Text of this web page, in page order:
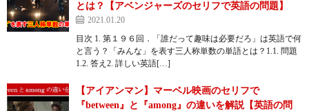
とは？【アベンジャーズのセリフで英語の問題】
2021.01.20
目次 1. 第１９６回．「誰だって趣味は必要だろ」は英語で何
と言う？「みんな」を表す三人称単数の単語とは？1.1. 問題
1.2. 答え2. 詳しい英語[…]
【アイアンマン】マーベル映画のセリフで
『between』と『among』の違いを解説【英語の問